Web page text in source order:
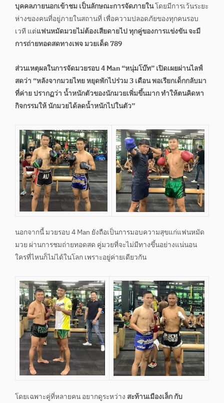
บุคคลภายนอกเข้าชม เป็นลักษณะการจัดภายในโดยมีการเว้นระยะ
ห่างของคนที่อยู่ภายในสถานที่ เพื่อความปลอดภัยของทุกคนรอบ
เวที แต่แฟนหมัดมวยไม่ต้องเสียดายไป ทุกคู่ของการแข่งขัน จะมี
การถ่ายทอดสดทางเพจ มวยเด็ด 789
ส่วนเหตุผลในการจัดมวยรอบ 4 Man “หนุ่มโบ๊ท” เปิดเผยผ่านไลฟ์
สดว่า “หลังจากมวยไทย หยุดพักไปร่วม 3 เดือน พอเรียกเด็กกลับมา
ที่ค่าย ปรากฏว่า น้ำหนักตัวของนักมวยเพิ่มขึ้นมาก ทำให้ตนคิดหา
กิจกรรมให้ นักมวยได้ลดน้ำหนักไปในตัว”
นอกจากนี้ มวยรอบ 4 Man ยังถือเป็นการมอบความสุขแก่แฟนหมัด
มวย ผ่านการชมถ่ายทอดสด คู่มวยที่จะไม่มีทางขึ้นอย่างแน่นอน
ใครที่ไหนก็ไม่ได้ในโลก เพราะอยู่ค่ายเดียวกัน
โดยเฉพาะคู่ที่หลายคน อยากดูระหว่าง สะท้านเมืองเล็ก กับ